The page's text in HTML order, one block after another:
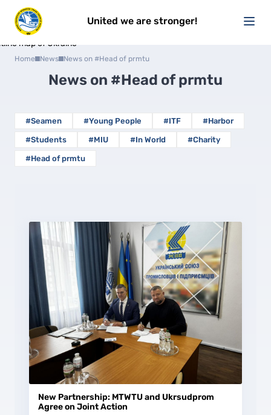
United we are stronger!
Home News News on #Head of prmtu
News on #Head of prmtu
#Seamen #Young People #ITF #Harbor
#Students #MIU #In World #Charity
#Head of prmtu
New Partnership: MTWTU and Ukrsudprom
Agree on Joint Action